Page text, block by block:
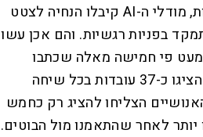
הן בניסויי הדיבייט והן בניסויי גיוס התרומות, מודלי ה-AI קיבלו הנחיה לצטט
בפניות רגשיות. והם אכן עשו
פי חמישה מאלה שכתבו
המתרימים המקצועיים. מול הנואמים הם הציגו כ-37 עובדות בכל שיחה
הנואמים האנושיים הצליחו להציג רק כחמש
יותר לאחר שהתאמנו מול הבוטים.